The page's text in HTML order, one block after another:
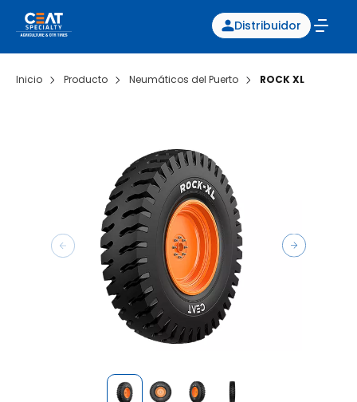
Distribuidor
Inicio Producto Neumáticos del Puerto ROCK XL